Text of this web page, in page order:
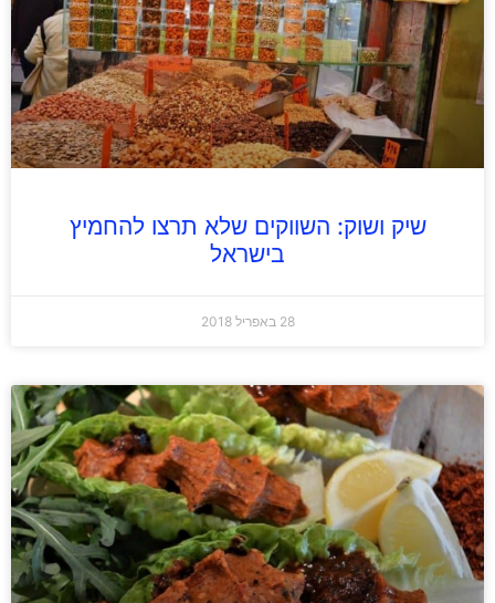
שיק ושוק: השווקים שלא תרצו להחמיץ
בישראל
28 באפריל 2018